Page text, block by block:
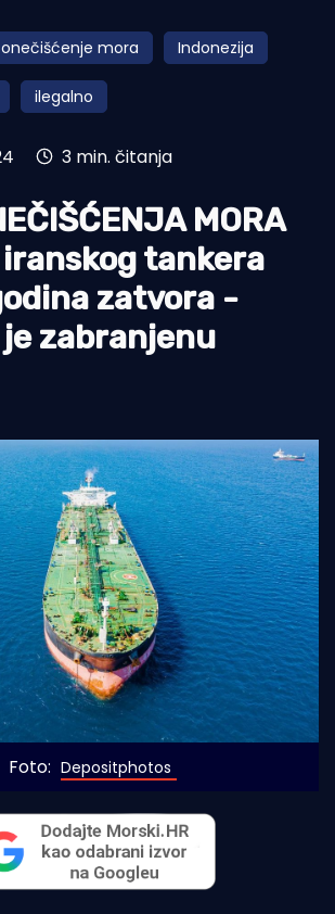
onečišćenje mora Indonezija
ilegalno
3 min. čitanja
MORA
tankera
zatvora -
zabranjenu
Foto: Depositphotos